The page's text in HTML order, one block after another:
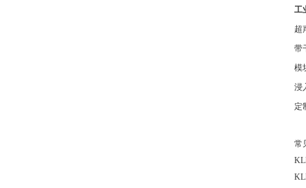
工
超
带
模
浸
定
常